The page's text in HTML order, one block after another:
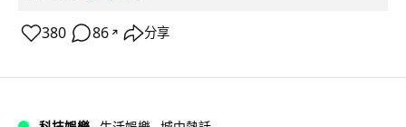
380 86 ↗ 分享